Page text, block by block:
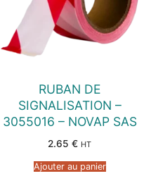
RUBAN DE
SIGNALISATION –
3055016 – NOVAP SAS
2.65 € HT
Ajouter au panier